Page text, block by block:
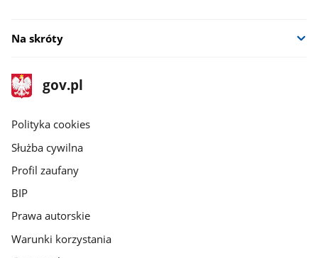
Na skróty
stopka
gov.pl
Strona
gov.pl
gov.pl
Polityka cookies
Służba cywilna
Profil zaufany
BIP
Prawa autorskie
Warunki korzystania